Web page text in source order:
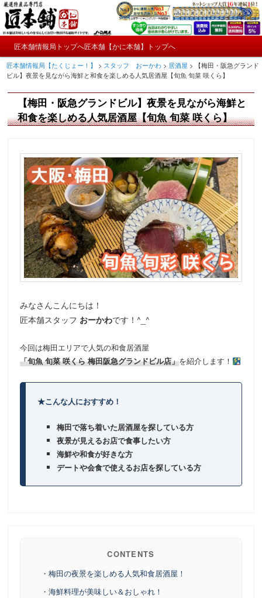
メ
イ
ン
ン
テ
匠本舗情報局【たくじょー！】
かにやおせちについてのおもしろ情報や興味深い記事をお届けします。
ン
メ
イ
ン
コ
テ
ン
ツ
へ
移
動
匠本舗情報局トップへ匠本舗【かに本舗】トップへ
匠本舗情報局【たくじょー！】 > スタッフ おーかわ > 居酒屋 >
【梅田・阪急グランド
ビル】夜景を見ながら海鮮と和食を楽しめる人気居酒屋【旬魚 旬菜 咲くら】
【梅田・阪急グランドビル】夜景を見ながら海鮮と
和食を楽しめる人気居酒屋【旬魚 旬菜 咲くら】
みなさんこんにちは！
匠本舗スタッフ おーかわです！^_^
今回は梅田エリアで人気の和食居酒屋
「旬魚 旬菜 咲くら 梅田阪急グランドビル店」を紹介します！
★こんな人におすすめ！
梅田で落ち着いた居酒屋を探している方
夜景が見えるお店で食事したい方
海鮮や和食が好きな方
デートや会食で使えるお店を探している方
CONTENTS
・梅田の夜景を楽しめる人気和食居酒屋！
・海鮮料理が美味しい＆おしゃれ！